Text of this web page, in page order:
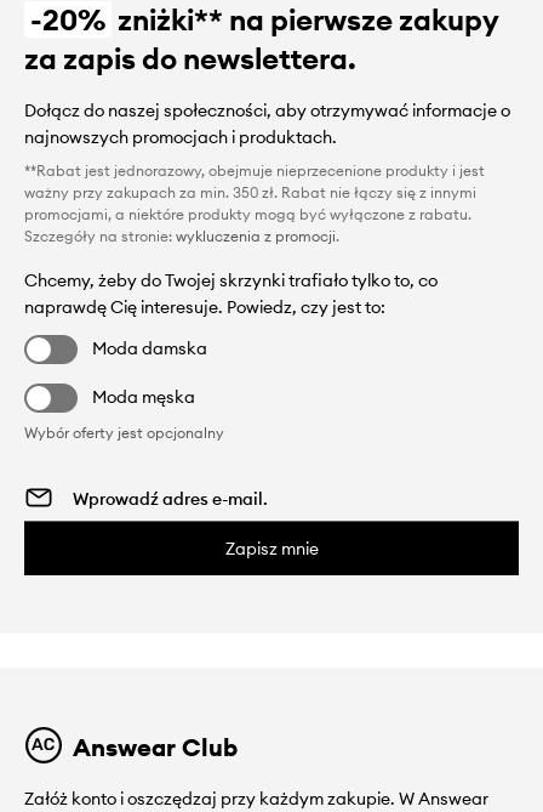
-20% zniżki** na pierwsze zakupy
za zapis do newslettera.
Dołącz do naszej społeczności, aby otrzymywać informacje o
najnowszych promocjach i produktach.
**Rabat jest jednorazowy, obejmuje nieprzecenione produkty i jest
ważny przy zakupach za min. 350 zł. Rabat nie łączy się z innymi
promocjami, a niektóre produkty mogą być wyłączone z rabatu.
Szczegóły na stronie: wykluczenia z promocji.
Chcemy, żeby do Twojej skrzynki trafiało tylko to, co
naprawdę Cię interesuje. Powiedz, czy jest to:
Moda damska
Moda męska
Wybór oferty jest opcjonalny
Zapisz mnie
Answear Club
Załóż konto i oszczędzaj przy każdym zakupie. W Answear